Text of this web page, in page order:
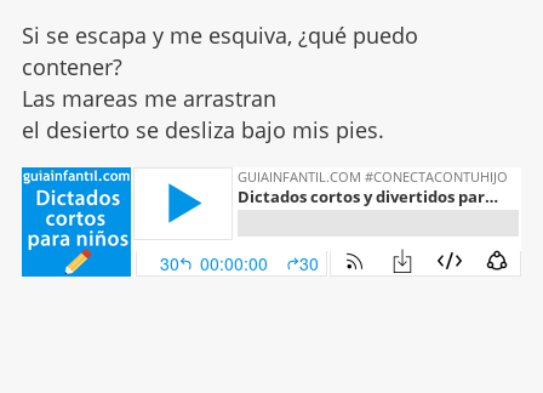
Si se escapa y me esquiva, ¿qué puedo
contener?
Las mareas me arrastran
el desierto se desliza bajo mis pies.